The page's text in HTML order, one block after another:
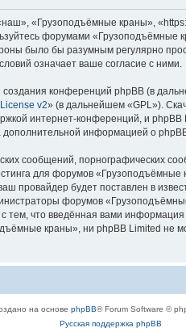
«Грузоподъёмные краны»,
форумами
было бы разумным регулярно
означает ваше согласие с ними.
конференций phpBB (в
v2» (в дальнейшем «GPL»).
интернет-конференций, и
дополнительной информацией о
сообщений, порнографических
для форумов
провайдер будет поставлен в
форумов
тем, что введённая вами
краны», ни phpBB Limited не
на основе phpBB® Forum Software ©
Русская поддержка phpBB